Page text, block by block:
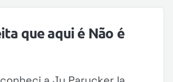
que aqui é Não é